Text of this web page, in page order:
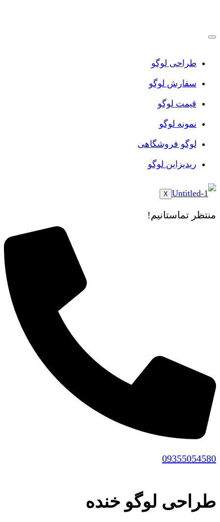
طراحی لوگو
سفارش لوگو
قیمت لوگو
نمونه لوگو
لوگو فروشگاهی
ریدیزاین لوگو
X
منتظر تماستانیم!
09355054580
طراحی لوگو خنده